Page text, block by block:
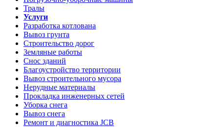
Тралы
Услуги
Разработка котлована
Вывоз грунта
Строительство дорог
Земляные работы
Снос зданий
Благоустройство территории
Вывоз строительного мусора
Нерудные материалы
Прокладка инженерных сетей
Уборка снега
Вывоз снега
Ремонт и диагностика JCB